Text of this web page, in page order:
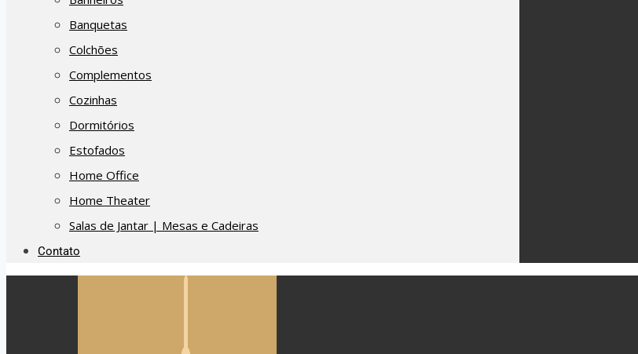
Banquetas
Colchões
Complementos
Cozinhas
Dormitórios
Estofados
Home Office
Home Theater
Salas de Jantar | Mesas e Cadeiras
Contato